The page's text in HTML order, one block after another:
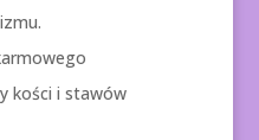
kości i stawów